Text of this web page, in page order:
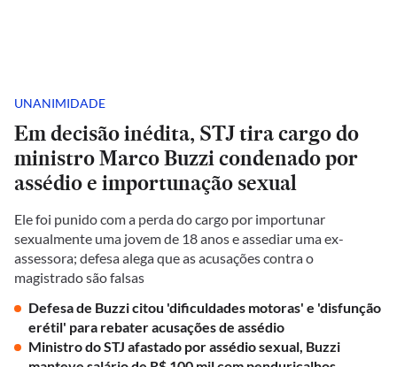
UNANIMIDADE
Em decisão inédita, STJ tira cargo do
ministro Marco Buzzi condenado por
assédio e importunação sexual
Ele foi punido com a perda do cargo por importunar
sexualmente uma jovem de 18 anos e assediar uma ex-
assessora; defesa alega que as acusações contra o
magistrado são falsas
Defesa de Buzzi citou 'dificuldades motoras' e 'disfunção
erétil' para rebater acusações de assédio
Ministro do STJ afastado por assédio sexual, Buzzi